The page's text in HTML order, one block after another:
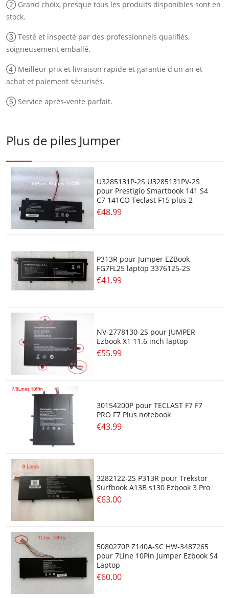
② Grand choix, presque tous les produits disponibles sont en
stock.
③ Testé et inspecté par des professionnels qualifiés,
soigneusement emballé.
④ Meilleur prix et livraison rapide et garantie d'un an et
achat et paiement sécurisés.
⑤ Service après-vente parfait.
Plus de piles Jumper
U3285131P-2S U3285131PV-2S
pour Prestigio Smartbook 141 S4
C7 141CO Teclast F15 plus 2
€48.99
P313R pour Jumper EZBook
FG7FL25 laptop 3376125-2S
€41.99
NV-2778130-2S pour JUMPER
Ezbook X1 11.6 inch laptop
€55.99
30154200P pour TECLAST F7 F7
PRO F7 Plus notebook
€43.99
3282122-2S P313R pour Trekstor
Surfbook A13B s130 Ezbook 3 Pro
€63.00
5080270P Z140A-SC HW-3487265
pour 7Line 10Pin Jumper Ezbook S4
Laptop
€60.00